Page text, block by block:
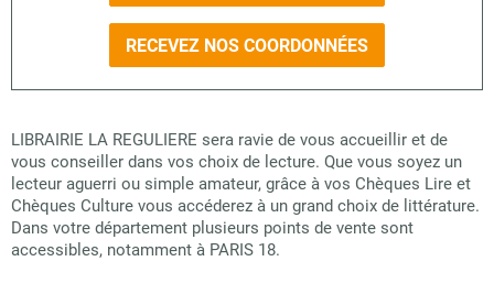
RECEVEZ NOS COORDONNÉES
LIBRAIRIE LA REGULIERE sera ravie de vous accueillir et de
vous conseiller dans vos choix de lecture. Que vous soyez un
lecteur aguerri ou simple amateur, grâce à vos Chèques Lire et
Chèques Culture vous accéderez à un grand choix de littérature.
Dans votre département plusieurs points de vente sont
accessibles, notamment à PARIS 18.